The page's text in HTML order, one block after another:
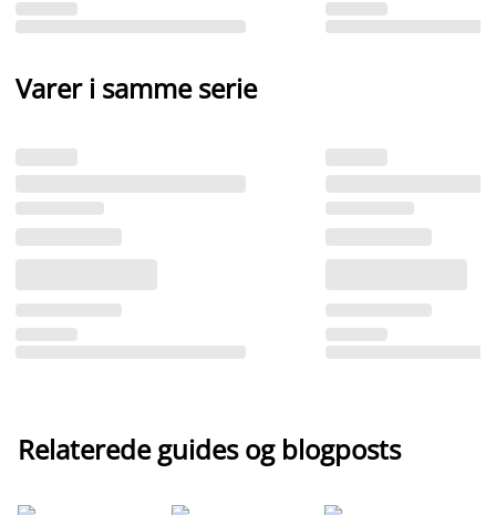
Varer i samme serie
Relaterede guides og blogposts